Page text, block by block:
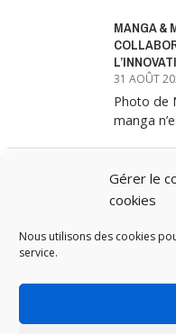
Gérer le
cookies
Nous utilisons des cookies
service.
MANGA &
31 AOÛT
Photo de
manga
MANGA &
ALLIANCE
Les